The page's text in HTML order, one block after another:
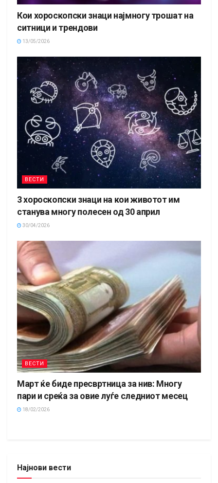
Кои хороскопски знаци најмногу трошат на
ситници и трендови
13/05/2026
ВЕСТИ
3 хороскопски знаци на кои животот им
станува многу полесен од 30 април
30/04/2026
ВЕСТИ
Март ќе биде пресвртница за нив: Многу
пари и среќа за овие луѓе следниот месец
18/02/2026
Најнови вести